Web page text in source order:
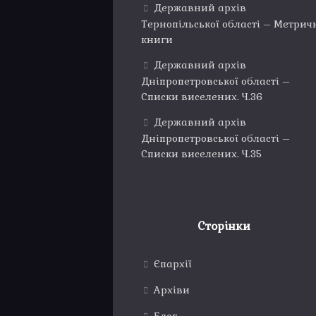
Державний архів
Тернопільської області –
книги
Державний архів
Дніпропетровської області –
Списки виселених. Ч.36
Державний архів
Дніпропетровської області –
Списки виселених. Ч.35
Сторінки
Єпархії
Архіви